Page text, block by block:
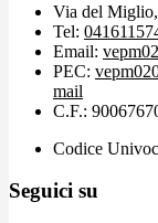
Via del
Tel:
Email:
PEC:
mail
C.F.:
Codice
Seguici su